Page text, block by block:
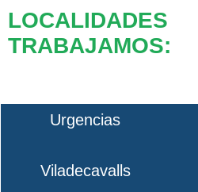
TRABAJAMOS:
Urgencias
Viladecavalls